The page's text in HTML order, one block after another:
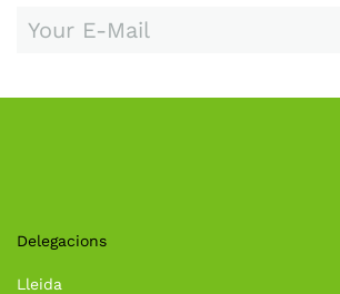
Delegacions
Lleida